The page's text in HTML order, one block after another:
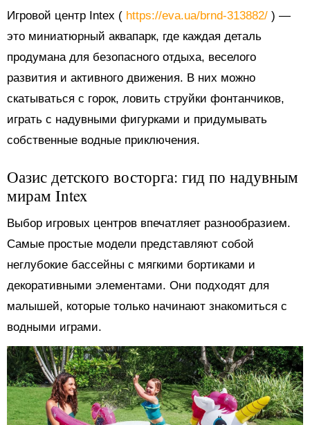
Игровой центр Intex ( https://eva.ua/brnd-313882/ ) —
это миниатюрный аквапарк, где каждая деталь
продумана для безопасного отдыха, веселого
развития и активного движения. В них можно
скатываться с горок, ловить струйки фонтанчиков,
играть с надувными фигурками и придумывать
собственные водные приключения.
Оазис детского восторга: гид по надувным
мирам Intex
Выбор игровых центров впечатляет разнообразием.
Самые простые модели представляют собой
неглубокие бассейны с мягкими бортиками и
декоративными элементами. Они подходят для
малышей, которые только начинают знакомиться с
водными играми.